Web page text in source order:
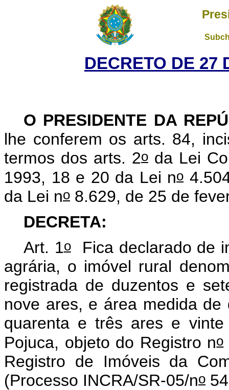
DECRETO DE 27
O PRESIDENTE DA
lhe conferem os arts. 84,
termos dos arts. 2o da Lei
1993, 18 e 20 da Lei no
da Lei no 8.629, de 25 de
DECRETA:
Art. 1oFica declarado de
agrária, o imóvel rural
registrada de duzentos e
nove ares, e área medida
quarenta e três ares e
Pojuca, objeto do Registro no
Registro de Imóveis da
(Processo INCRA/SR-05/no